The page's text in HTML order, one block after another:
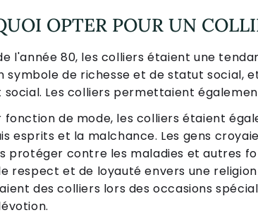
OPTER POUR UN
l'année 80, les colliers étaient une
symbole de richesse et de statut social,
Les colliers permettaient
fonction de mode, les colliers étaient
esprits et la malchance. Les gens
protéger contre les maladies et autres
respect et de loyauté envers une
des colliers lors des occasions